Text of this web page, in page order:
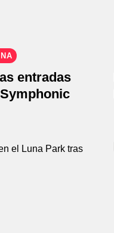
entradas